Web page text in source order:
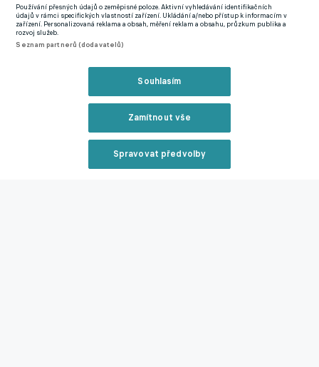
nastavení pak Freiburg ještě jednou pohrozil prostřednictvím
Bruna Ogbuse, ale jeho pokus skvěle vychytal Nübel. Stuttgart
tak nakonec zvítězil a upevnil si pozici v první čtyřce, zatímco
Přes aktivitu na obou stranách přišly první větší šance zápasu
až po 20 minutách hry. Nico Schlotterbeck nejdříve hlavou
přestřelil po centru Daniela Svenssona. Na druhé straně zase
Eren Dinkci u pravé tyče přízemním zakončením nepřekonal
Používání přesných údajů o zeměpisné poloze. Aktivní vyhledávání identifikačních
údajů v rámci specifických vlastností zařízení. Ukládání a/nebo přístup k informacím v
zařízení. Personalizovaná reklama a obsah, měření reklam a obsahu, průzkum publika a
rozvoj služeb.
Seznam partnerů (dodavatelů)
Souhlasím
Zamítnout vše
Spravovat předvolby